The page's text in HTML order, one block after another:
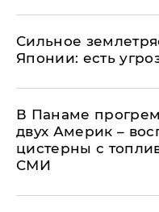
Сильное
Японии: есть
В Панаме
двух Америк –
цистерны с
СМИ